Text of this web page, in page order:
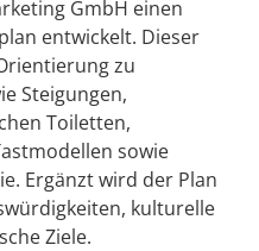
GmbH einen
entwickelt. Dieser
zu
Steigungen,
Toiletten,
sowie
Ergänzt wird der Plan
kulturelle
Ziele.